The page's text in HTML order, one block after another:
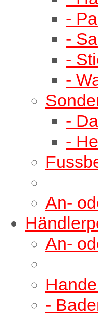
-
-
-
-
-
-
An-
An-
-